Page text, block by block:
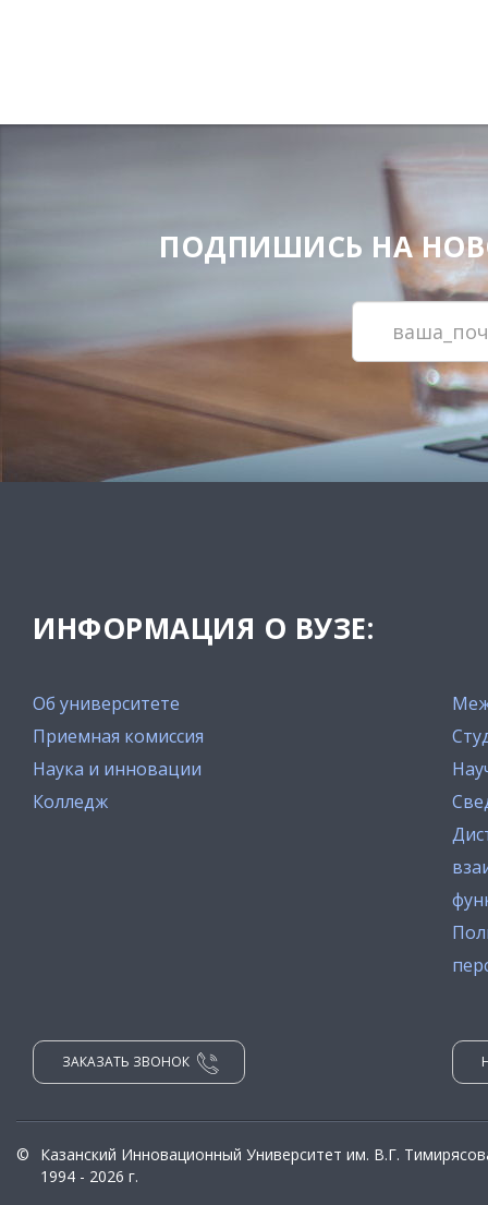
ПОДПИШИСЬ НА
ИНФОРМАЦИЯ О ВУЗЕ:
Об университете
Приемная комиссия
Наука и инновации
Колледж
ЗАКАЗАТЬ ЗВОНОК
©
Казанский Инновационный Университет им. В.Г.
1994 - 2026 г.